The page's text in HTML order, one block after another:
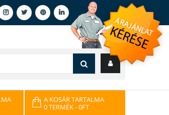
A KOSÁR TARTALMA
0 TERMÉK- 0FT